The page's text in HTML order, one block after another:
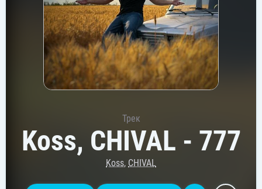
Трек
Koss, CHIVAL - 777
Koss, CHIVAL